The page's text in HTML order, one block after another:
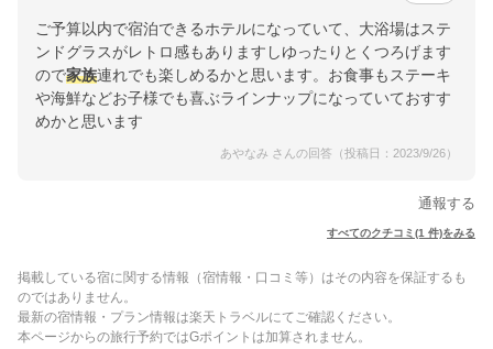
ご予算以内で宿泊できるホテルになっていて、大浴場はステ
ンドグラスがレトロ感もありますしゆったりとくつろげます
ので家族連れでも楽しめるかと思います。お食事もステーキ
や海鮮などお子様でも喜ぶラインナップになっていておすす
めかと思います
あやなみ さんの回答（投稿日：2023/9/26）
通報する
すべてのクチコミ(1 件)をみる
掲載している宿に関する情報（宿情報・口コミ等）はその内容を保証するも
のではありません。
最新の宿情報・プラン情報は楽天トラベルにてご確認ください。
本ページからの旅行予約ではGポイントは加算されません。